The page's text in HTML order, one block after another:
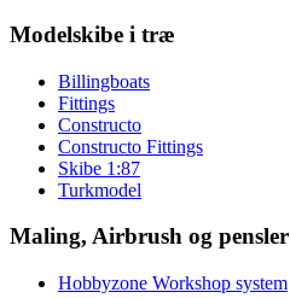
Modelskibe i træ
Billingboats
Fittings
Constructo
Constructo Fittings
Skibe 1:87
Turkmodel
Maling, Airbrush og pensler
Hobbyzone Workshop system